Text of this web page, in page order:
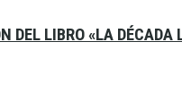
DEL LIBRO «LA DÉCADA